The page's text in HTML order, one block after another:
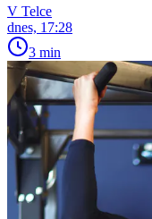
V Telce
dnes, 17:28
3 min